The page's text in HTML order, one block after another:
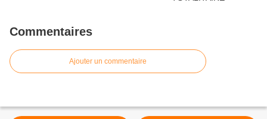
Commentaires
Ajouter un commentaire